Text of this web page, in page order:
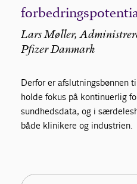
Lars Møller,
Pfizer Danmark
Derfor er afslutningsbønnen
holde fokus på kontinuerlig
sundhedsdata, og i
både klinikere og industrien.